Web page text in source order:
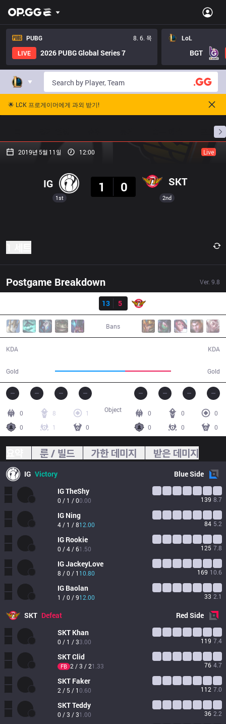
PUBG
8. 6. 목
LIVE
2026 PUBG Global Series 7
LoL
BGT
🌟 LCK 프로게이머에게 과외 받기!
프로빌
2019년 5월 11일 12:00 Live
1st
IG
1
0 SKT
2nd
Postgame Breakdown Ver. 9.8
13
5
Bans
KDA
Gold Gold
KDA
0 8
1
0
1 0
0 0
0
0
0 0
Object
룬 / 빌드 가한 데미지 받은 데미지
IG Victory BlueSide
IGTheShy
0 / 1 / 00.00 139 8.7
IG Ning
4 / 1 / 812.00 84 5.2
IG Rookie
0 / 4 / 61.50 125 7.8
IGJackeyLove
8 / 0 / 1 10.80 169 10.6
IG Baolan
1 / 0 / 912.00 33 2.1
SKT Defeat RedSide
SKT Khan
0 / 1 / 33.00 119 7.4
SKTClid
FB 2 / 3 / 21.33 76 4.7
SKT Faker
2 / 5 / 10.60 112 7.0
SKTTeddy
0 / 3 / 31.00 36 2.2